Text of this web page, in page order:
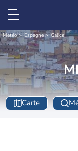
Météo Espagne Galice
Carte